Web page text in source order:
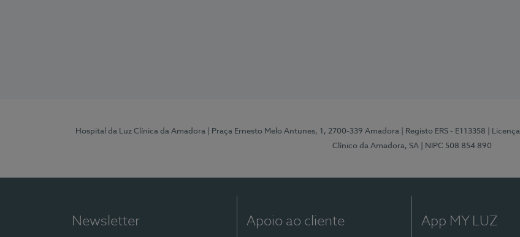
Hospital da Luz Clínica da Amadora | Praça Ernesto Melo Antunes, 1, 2700-339 Amadora | Registo ERS - E113358 |
Clínico da Amadora, SA
| NIPC 508 854 890
Newsletter Apoio ao cliente App MY LUZ